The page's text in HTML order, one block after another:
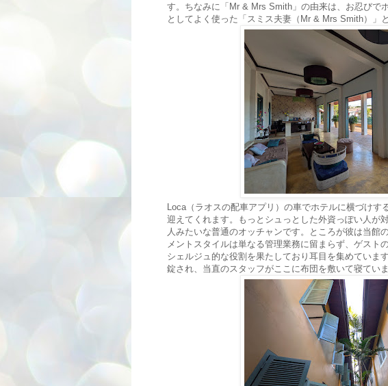
す。ちなみに「Mr & Mrs Smith」の由来は、お忍びで
としてよく使った「スミス夫妻（Mr & Mrs Smith）」
Loca（ラオスの配車アプリ）の車でホテルに横づけ
迎えてくれます。もっとシュっとした外資っぽい人が
人みたいな普通のオッチャンです。ところが彼は当館
メントスタイルは単なる管理業務に留まらず、ゲスト
シェルジュ的な役割を果たしており耳目を集めていま
錠され、当直のスタッフがここに布団を敷いて寝ていま